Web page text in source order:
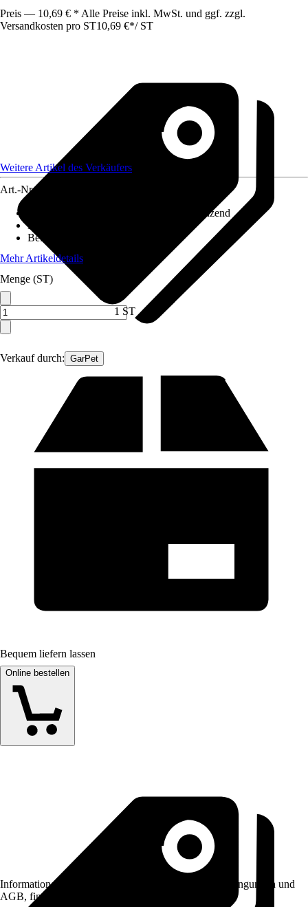
Preis — 10,69 € * Alle Preise inkl. MwSt. und ggf. zzgl.
Versandkosten pro ST10,69 €*/ ST
Verkauf durch: GarPet
Weitere Artikel des Verkäufers
Art.-Nr.
Glänzend
Beiliegende Befestigung
Befestigungsmöglichkeit
Mehr Artikeldetails
Menge (ST)
1 ST
Bequem liefern lassen
Online bestellen
Informationen des Verkäufers, wie z. B. Rückgabebedingungen und
AGB, finden Sie bei Klick auf den Verkäufernamen.